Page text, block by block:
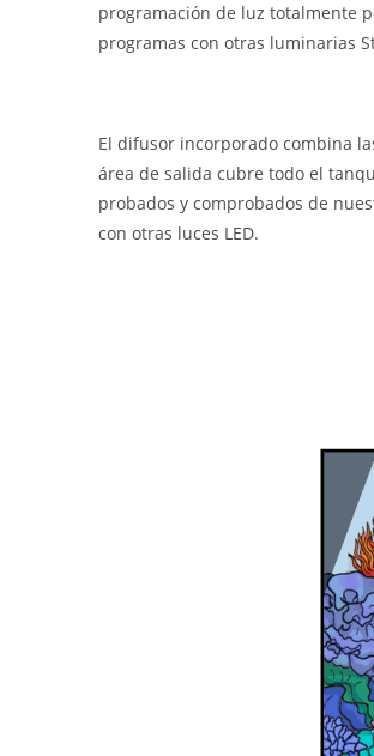
programación de luz totalmente
programas con otras luminarias
El difusor incorporado combina
área de salida cubre todo el
probados y comprobados de
con otras luces LED.